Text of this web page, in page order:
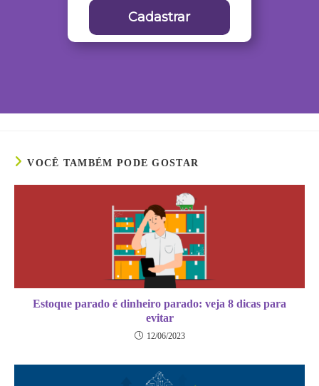
Cadastrar
VOCÊ TAMBÉM PODE GOSTAR
Estoque parado é dinheiro parado: veja 8 dicas para
evitar
12/06/2023